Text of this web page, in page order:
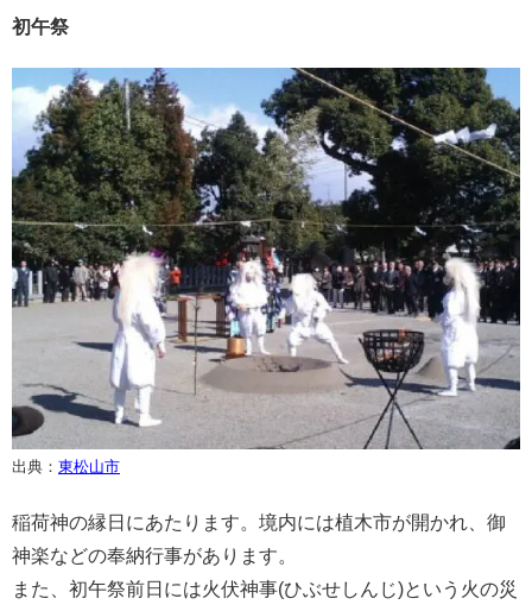
初午祭
出典： 東松山市
稲荷神の縁日にあたります。境内には植木市が開かれ、御
神楽などの奉納行事があります。
また、初午祭前日には火伏神事(ひぶせしんじ)という火の災